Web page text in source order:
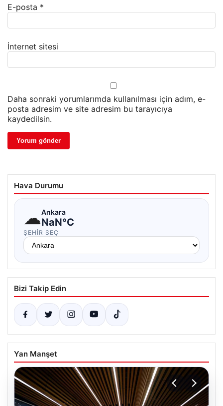
E-posta *
İnternet sitesi
Daha sonraki yorumlarımda kullanılması için adım, e-
posta adresim ve site adresim bu tarayıcıya
kaydedilsin.
Hava Durumu
☁Ankara
NaN°C
ŞEHIR SEÇ
Bizi Takip Edin
Yan Manşet